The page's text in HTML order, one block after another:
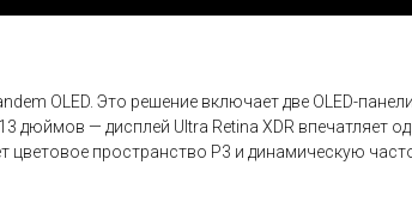
OLED. Это решение включает две OLED-
дюймов — дисплей Ultra Retina XDR впечатляет
пространство P3 и динамическую